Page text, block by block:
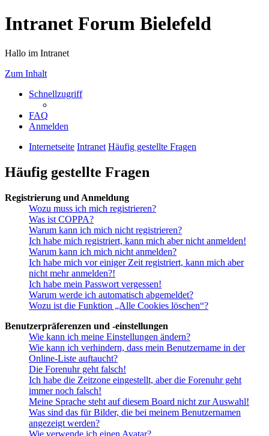
Intranet Forum Bielefeld
Hallo im Intranet
Zum Inhalt
Schnellzugriff
FAQ
Anmelden
Internetseite Intranet Häufig gestellte Fragen
Häufig gestellte Fragen
Registrierung und Anmeldung
Wozu muss ich mich registrieren?
Was ist COPPA?
Warum kann ich mich nicht registrieren?
Ich habe mich registriert, kann mich aber nicht anmelden!
Warum kann ich mich nicht anmelden?
Ich habe mich vor einiger Zeit registriert, kann mich aber
nicht mehr anmelden?!
Ich habe mein Passwort vergessen!
Warum werde ich automatisch abgemeldet?
Wozu ist die Funktion „Alle Cookies löschen“?
Benutzerpräferenzen und -einstellungen
Wie kann ich meine Einstellungen ändern?
Wie kann ich verhindern, dass mein Benutzername in der
Online-Liste auftaucht?
Die Forenuhr geht falsch!
Ich habe die Zeitzone eingestellt, aber die Forenuhr geht
immer noch falsch!
Meine Sprache steht auf diesem Board nicht zur Auswahl!
Was sind das für Bilder, die bei meinem Benutzernamen
angezeigt werden?
Wie verwende ich einen Avatar?